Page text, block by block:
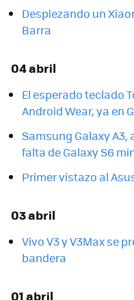
Despiezando un
Barra
04 abril
El esperado teclado
Android Wear, ya en
Samsung Galaxy
falta de Galaxy S6
Primer vistazo al
03 abril
Vivo V3 y V3Max se
bandera
01 abril